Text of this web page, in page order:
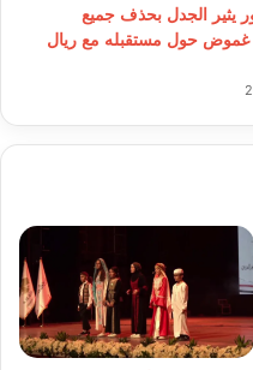
يثير الجدل بحذف جميع
حول مستقبله مع ريال